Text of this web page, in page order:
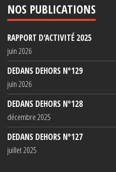
NOS PUBLICATIONS
RAPPORT D'ACTIVITÉ 2025
juin 2026
DEDANS DEHORS N°129
juin 2026
DEDANS DEHORS N°128
décembre 2025
DEDANS DEHORS N°127
juillet 2025